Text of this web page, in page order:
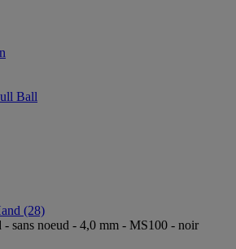
Ball
(28)
- sans noeud - 4,0 mm - MS100 - noir